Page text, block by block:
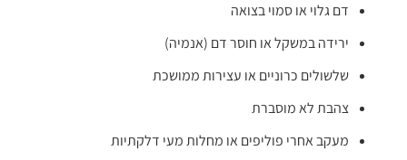
דם גלוי או סמוי בצואה
ירידה במשקל או חוסר דם (אנמיה)
שלשולים כרוניים או עצירות ממושכת
צהבת לא מוסברת
מעקב אחרי פוליפים או מחלות מעי דלקתיות